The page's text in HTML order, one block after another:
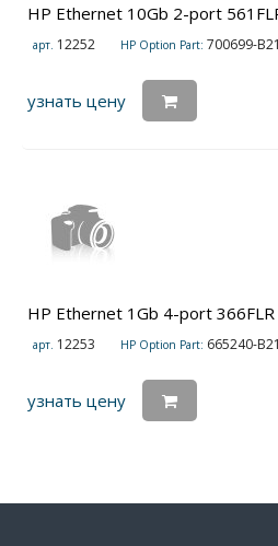
HP Ethernet 10Gb 2-port
арт. 12252 HP Option Part: 700699-B21
узнать цену
HP Ethernet 1Gb 4-port
арт. 12253 HP Option Part: 665240-B21
узнать цену